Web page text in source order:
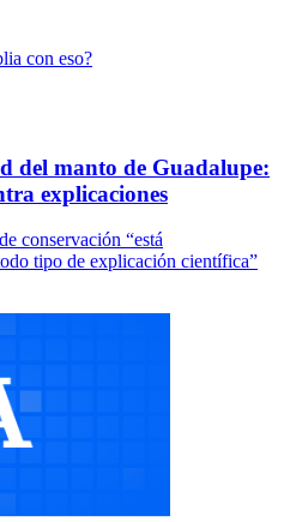
con eso?
del manto de Guadalupe:
explicaciones
conservación “está
tipo de explicación científica”